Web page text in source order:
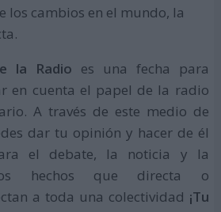
los cambios en el mundo, la
la Radio es una fecha para
en cuenta el papel de la radio
A través de este medio de
dar tu opinión y hacer de él
el debate, la noticia y la
hechos que directa o
a toda una colectividad ¡Tu